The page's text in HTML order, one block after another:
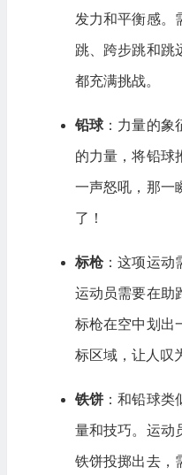
发力和平衡感。
跳、跨步跳和跳
都充满挑战。
铅球：力量的象
的力量，将铅球
一声怒吼，那一
了！
标枪：这项运动
运动员需要在助
标枪在空中划出
标区域，让人叹
铁饼：和铅球类
量和技巧。运动
铁饼投掷出去，